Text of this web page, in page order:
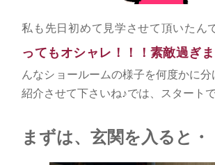
私も先日初めて見学させて頂いたん
ってもオシャレ！！！素敵過ぎま
んなショールームの様子を何度かに
紹介させて下さいね♪では、スタート
まずは、玄関を入ると・